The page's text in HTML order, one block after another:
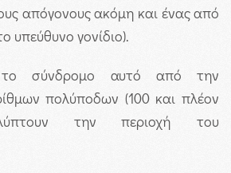
απόγονους ακόμη και ένας από
υπεύθυνο γονίδιο).
το σύνδρομο αυτό από την
πολύποδων (100 και πλέον
την περιοχή του